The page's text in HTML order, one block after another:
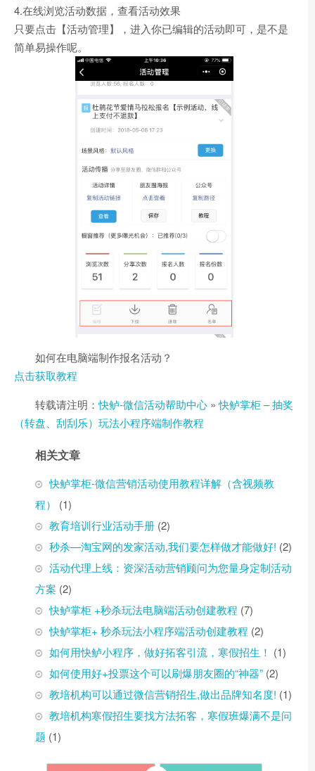
4.在线浏览活动数据，查看活动效果
只要点击【活动管理】，进入你已编辑的活动即可，是不是
简单易操作呢。
如何在电脑端制作报名活动？
点击获取教程
转载请注明：快鲈-微信活动帮助中心 »快鲈掌柜 – 抽奖
（转盘、刮刮乐）玩法小程序端制作教程
相关文章
快鲈掌柜-微信营销活动使用教程详解（含视频教
程）
(1)
教育培训行业活动手册 (2)
秒杀—淘宝网的发家活动,我们要怎样做才能做好! (2)
活动代理上线：资深活动营销顾问为您量身定制活动
方案 (2)
快鲈掌柜 +秒杀玩法电脑端活动创建教程 (7)
快鲈掌柜+ 秒杀玩法小程序端活动创建教程 (2)
如何用快鲈小程序，做好拓客引流，寒假招生！ (1)
如何使用好+投票这个可以刷爆朋友圈的“神器” (2)
教培机构可以通过微信营销招生,做出品牌知名度! (1)
教培机构寒假招生要找方法拓客，寒假班爆满不是问
题 (1)